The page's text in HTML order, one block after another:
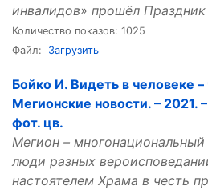
инвалидов» прошёл
Количество показов: 1025
Файл: Загрузить
Бойко И. Видеть в человеке
Мегионские новости. – 2021.
фот. цв.
Мегион –
люди разных
настоятелем Храма в честь